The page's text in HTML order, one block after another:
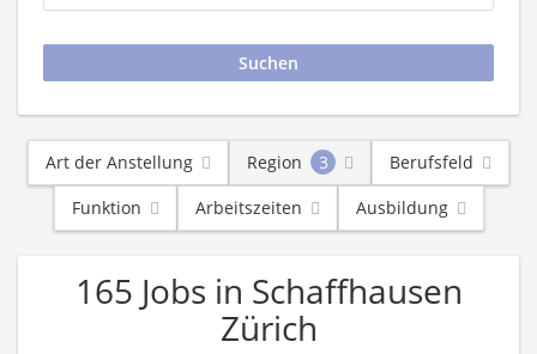
Art der Anstellung Region 3
Berufsfeld
Funktion
Arbeitszeiten Ausbildung
165 Jobs in Schaffhausen
Zürich